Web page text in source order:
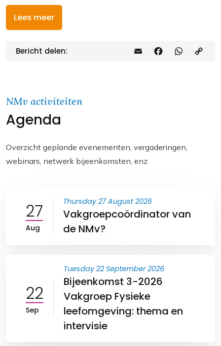
Lees meer
Bericht delen:
o
p
NMv activiteiten
Agenda
Overzicht geplande evenementen, vergaderingen,
webinars, netwerk bijeenkomsten, enz
27
Aug
Thursday 27 August 2026
Vakgroepcoördinator van
de NMv?
22
Sep
Tuesday 22 September 2026
Bijeenkomst 3-2026
Vakgroep Fysieke
leefomgeving: thema en
intervisie